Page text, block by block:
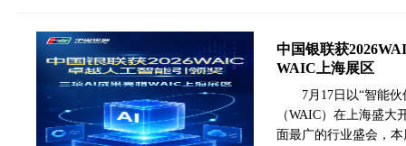
中国银联获
WAIC上海展区
7月17日以“智能
（WAIC）在上海盛
面最广的行业盛会，